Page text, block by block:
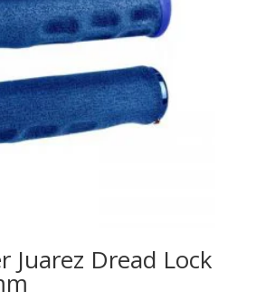
Juarez Dread Lock